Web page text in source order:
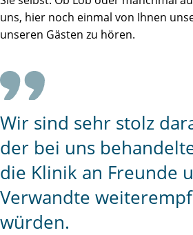
uns, hier noch einmal von Ihnen
unseren Gästen zu hören.
Wir sind sehr stolz
der bei uns
die Klinik an Freunde
Verwandte
würden.